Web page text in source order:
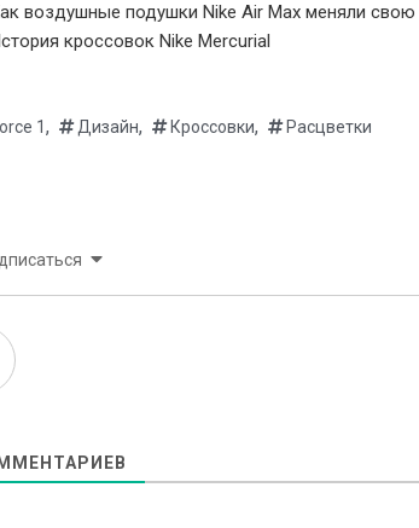
воздушные подушки Nike Air Max меняли
кроссовок Nike Mercurial
1, Дизайн, Кроссовки, Расцветки